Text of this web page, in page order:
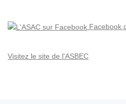
Facebook
Visitez le site de l'ASBEC